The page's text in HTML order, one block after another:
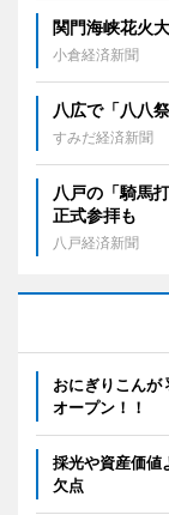
関門海峡花火
小倉経済新聞
八広で「八八
すみだ経済新聞
八戸の「騎馬
正式参拝も
八戸経済新聞
おにぎりこんが
オープン！！
採光や資産価値
欠点